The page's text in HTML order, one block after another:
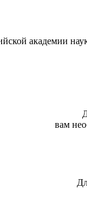
академии
вам